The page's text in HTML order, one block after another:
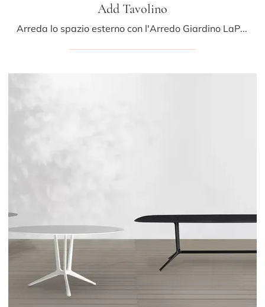
Add Tavolino
Arreda lo spazio esterno con l'Arredo Giardino LaPalma! Set e tavolini da giardino in HPL, come il modello Add Tavolino, ti aspettano!